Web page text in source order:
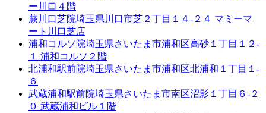
ー川口４階
蕨川口芝院埼玉県川口市芝２丁目１４-２４ マミーマ
ート川口芝店
浦和コルソ院埼玉県さいたま市浦和区高砂１丁目１２-
１ 浦和コルソ２階
北浦和駅前院埼玉県さいたま市浦和区北浦和１丁目１-
６
武蔵浦和駅前院埼玉県さいたま市南区沼影１丁目６-２
０ 武蔵浦和ビル１階